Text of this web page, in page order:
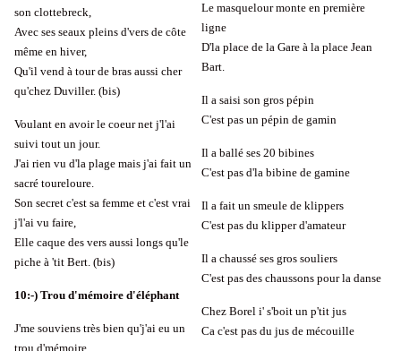
son clottebreck,
Avec ses seaux pleins d'vers de côte
même en hiver,
Qu'il vend à tour de bras aussi cher
qu'chez Duviller. (bis)
Voulant en avoir le coeur net j'l'ai
suivi tout un jour.
J'ai rien vu d'la plage mais j'ai fait un
sacré toureloure.
Son secret c'est sa femme et c'est vrai
j'l'ai vu faire,
Elle caque des vers aussi longs qu'le
piche à 'tit Bert. (bis)
10:-) Trou d'mémoire d'éléphant
J'me souviens très bien qu'j'ai eu un
trou d'mémoire
Le masquelour monte en première
ligne
D'la place de la Gare à la place Jean
Bart.
Il a saisi son gros pépin
C'est pas un pépin de gamin
Il a ballé ses 20 bibines
C'est pas d'la bibine de gamine
Il a fait un smeule de klippers
C'est pas du klipper d'amateur
Il a chaussé ses gros souliers
C'est pas des chaussons pour la danse
Chez Borel i' s'boit un p'tit jus
Ca c'est pas du jus de mécouille